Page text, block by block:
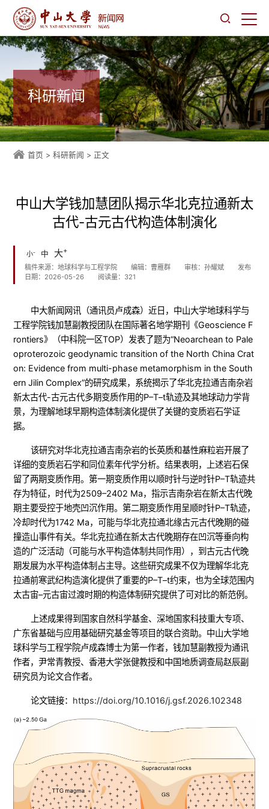
科研新闻
首页 >科研新闻 > 正文
中山大学钱加慧团队揭示华北克拉通新太
古代-古元古代构造体制演化
小- 中 大+
稿件来源：地球科学与工程学院
编辑：曹雁群 审核：孙耀斌
发布
日期：2026-05-26
阅读量： 321
中大新闻网讯（通讯员卢成森）近日，中山大学地球科学与
工程学院钱加慧副教授团队在国际著名地学期刊《Geoscience F
rontiers》（中科院一区TOP）发表了题为“Neoarchean to Pale
oproterozoic geodynamic transition of the North China Crat
on: Evidence from multi-phase metamorphism in the South
ern Jilin Complex”的研究成果，系统揭示了华北克拉通吉南杂岩
新太古代-古元古代多期变质作用的P–T–t轨迹及其地球动力学背
景，为理解地球早期构造体制演化提供了关键的变质岩石学证
据。
该研究对华北克拉通吉南杂岩的长英质和基性麻粒岩开展了
详细的变质岩石学和同位素年代学分析。结果表明，上述岩石保
留了两期变质作用。第一期变质作用以顺时针与逆时针P–T轨迹共
存为特征，时代为2509–2402 Ma，指示吉南杂岩在新太古代晚
期主要受控于地壳凹沉作用。第二期变质作用呈顺时针P–T轨迹，
冷却时代为1742 Ma，可能与华北克拉通北缘古元古代晚期的碰
撞造山事件有关。华北克拉通在新太古代晚期存在凹沉等垂向构
造的广泛活动（可能与水平构造体制共同作用），到古元古代晚
期发展为水平构造体制占主导。这些研究成果不仅为理解华北克
拉通前寒武纪构造演化提供了重要的P–T–t约束，也为全球范围内
太古宙–元古宙过渡时期的构造体制研究提供了可对比的新范例。
上述成果得到国家自然科学基金、深地国家科技重大专项、
广东省基础与应用基础研究基金等项目的联合资助。中山大学地
球科学与工程学院卢成森博士为第一作者，钱加慧副教授为通讯
作者，尹常青教授、香港大学张健教授和中国地质调查局赵辰副
研究员为论文合作者。
论文链接： https://doi.org/10.1016/j.gsf.2026.102348